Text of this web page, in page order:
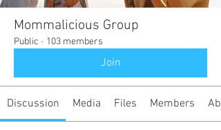
Mommalicious Group
Public · 103 members
Join
Discussion Media Files Members